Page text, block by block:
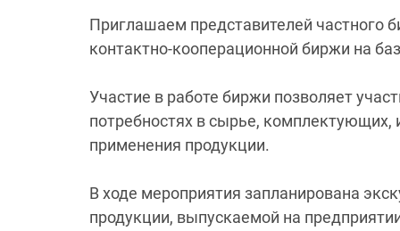
Приглашаем представителей частного
контактно-кооперационной биржи на
Участие в работе биржи позволяет
потребностях в сырье,
применения продукции.
В ходе мероприятия запланирована
продукции, выпускаемой на